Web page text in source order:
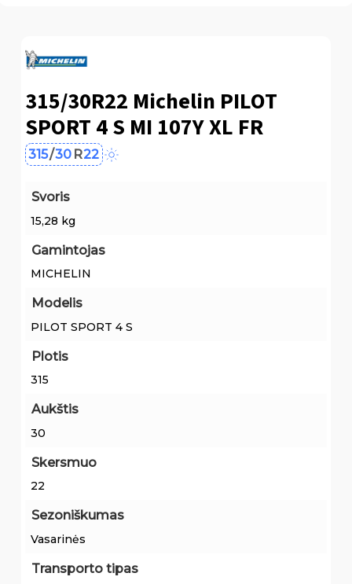
315/30R22 Michelin PILOT
SPORT 4 S MI 107Y XL FR
315/30 R22
Svoris
15,28 kg
Gamintojas
MICHELIN
Modelis
PILOT SPORT 4 S
Plotis
315
Aukštis
30
Skersmuo
22
Sezoniškumas
Vasarinės
Transporto tipas